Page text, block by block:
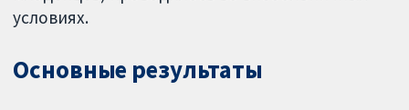
условиях.
Основные результаты